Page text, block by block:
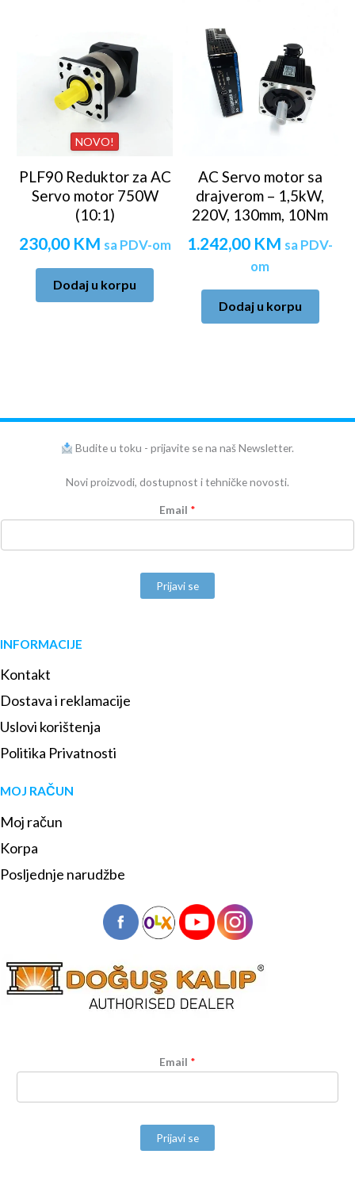
NOVO!
PLF90 Reduktor za AC
Servo motor 750W
(10:1)
230,00 KM sa PDV-om
Dodaj u korpu
AC Servo motor sa
drajverom – 1,5kW,
220V, 130mm, 10Nm
1.242,00 KM sa PDV-
om
Dodaj u korpu
Budite u toku - prijavite se na naš Newsletter.
Novi proizvodi, dostupnost i tehničke novosti.
Email *
Prijavi se
INFORMACIJE
Kontakt
Dostava i reklamacije
Uslovi korištenja
Politika Privatnosti
MOJ RAČUN
Moj račun
Korpa
Posljednje narudžbe
Email *
Prijavi se